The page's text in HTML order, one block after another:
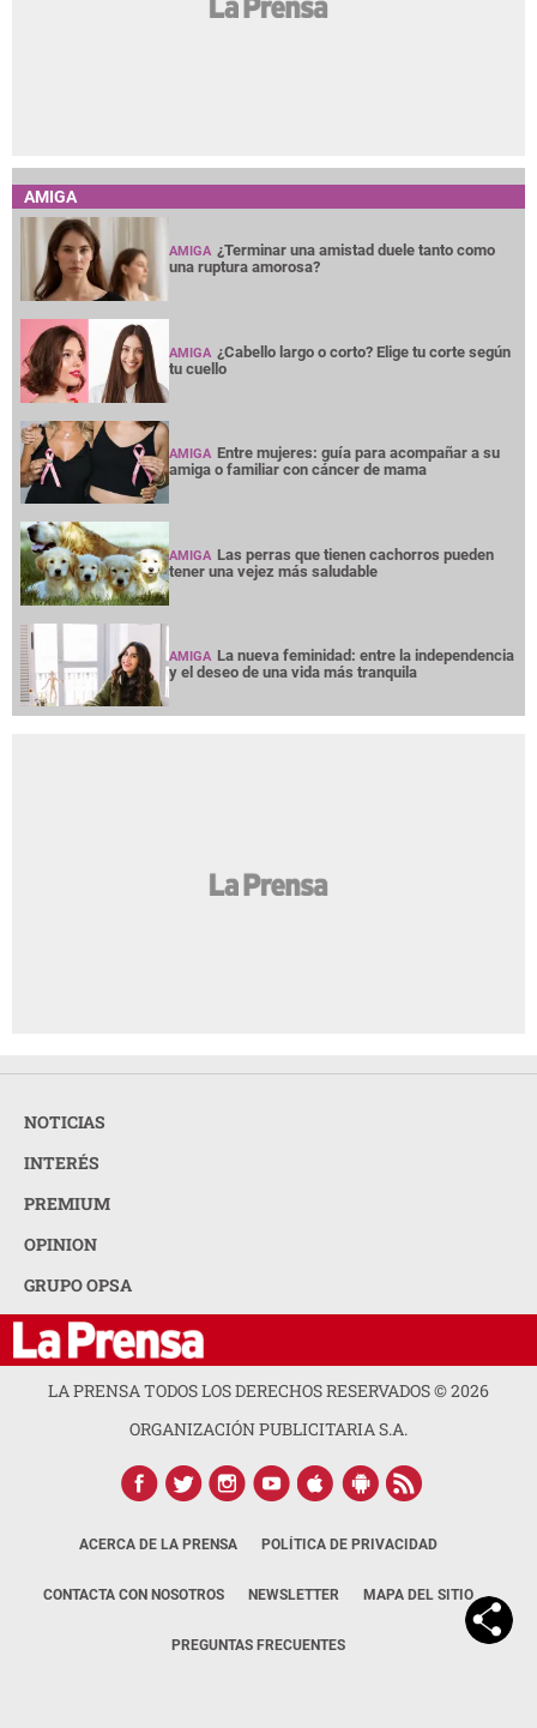
AMIGA
AMIGA ¿Terminar una amistad duele tanto como
una ruptura amorosa?
AMIGA ¿Cabello largo o corto? Elige tu corte según
tu cuello
AMIGA Entre mujeres: guía para acompañar a su
amiga o familiar con cáncer de mama
AMIGA Las perras que tienen cachorros pueden
tener una vejez más saludable
AMIGA La nueva feminidad: entre la independencia
y el deseo de una vida más tranquila
NOTICIAS
INTERÉS
PREMIUM
OPINION
GRUPO OPSA
LA PRENSA TODOS LOS DERECHOS RESERVADOS ©2026
ORGANIZACIÓN PUBLICITARIA S.A.
ACERCA DE LA PRENSA POLÍTICA DE PRIVACIDAD
CONTACTA CON NOSOTROS NEWSLETTER MAPA DEL SITIO
PREGUNTAS FRECUENTES